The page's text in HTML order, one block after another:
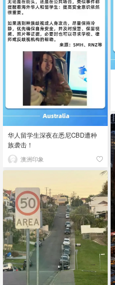
华人留学生深夜在悉尼CBD遭种
族袭击！
澳洲印象